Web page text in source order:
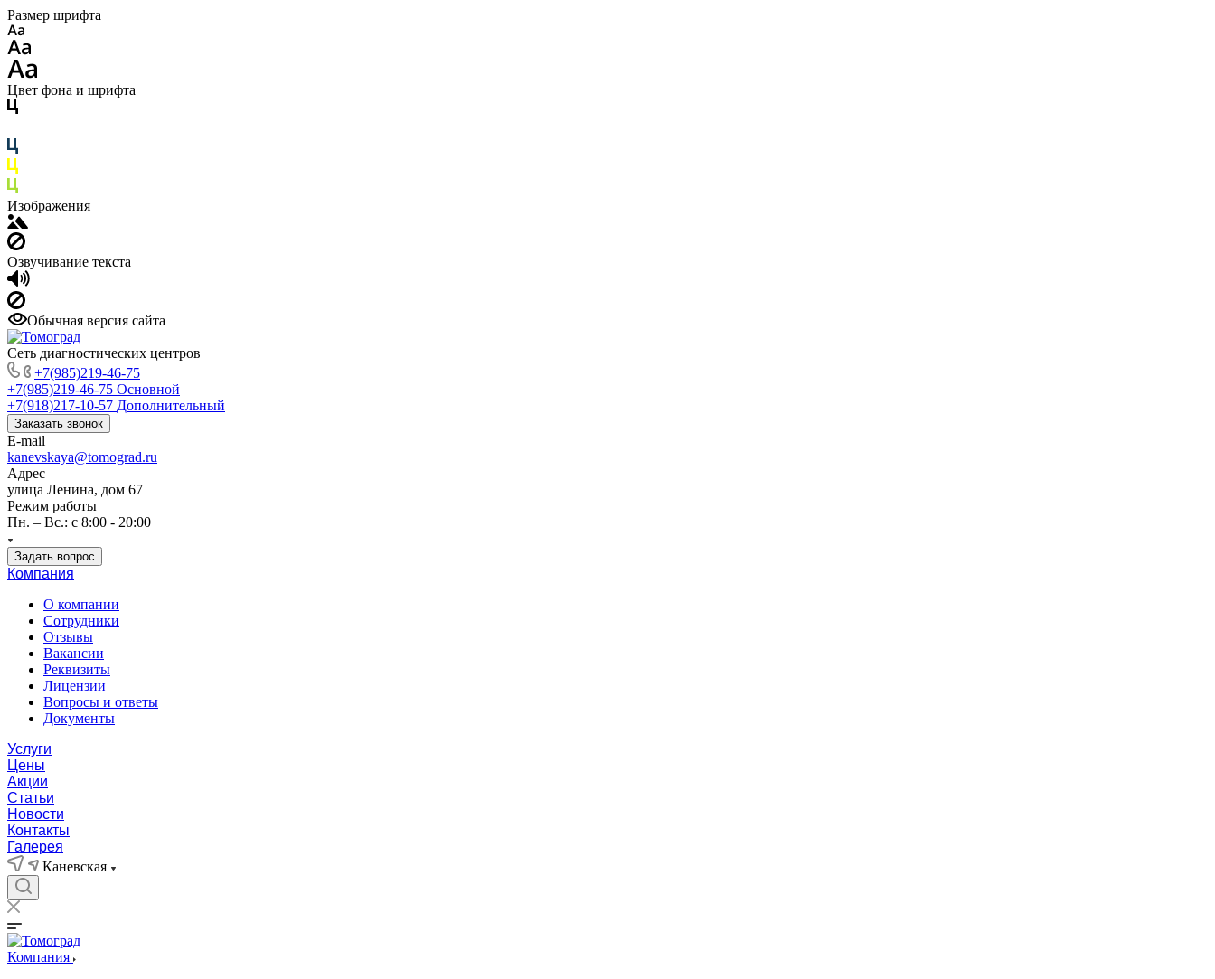
Размер шрифта
Цвет фона и шрифта
Изображения
Озвучивание текста
Обычная версия сайта
Сеть диагностических центров
+7(985)219-46-75
+7(985)219-46-75 Основной
+7(918)217-10-57 Дополнительный
Заказать звонок
E-mail
kanevskaya@tomograd.ru
Адрес
улица Ленина, дом 67
Режим работы
Пн. – Вс.: c 8:00 - 20:00
Задать вопрос
Компания
О компании
Сотрудники
Отзывы
Вакансии
Реквизиты
Лицензии
Вопросы и ответы
Документы
Услуги
Цены
Акции
Статьи
Новости
Контакты
Галерея
Каневская
Компания